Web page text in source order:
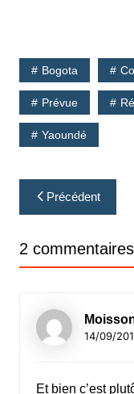
Bogota
Prévue
Yaoundé
Navigation
de
l’article
Précédent
2
14/09/
Et bien c’est